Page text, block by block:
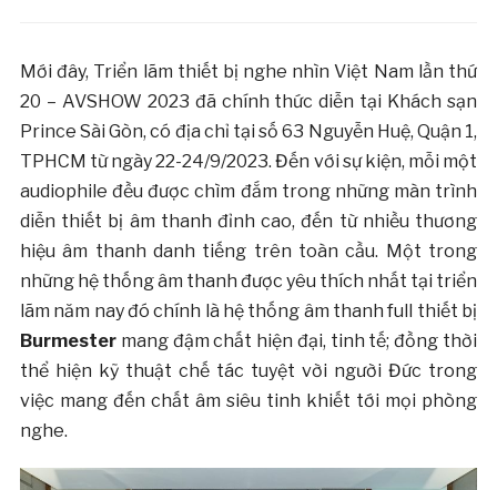
Mới đây, Triển lãm thiết bị nghe nhìn Việt Nam lần thứ
20 – AVSHOW 2023 đã chính thức diễn tại Khách sạn
Prince Sài Gòn, có địa chỉ tại số 63 Nguyễn Huệ, Quận 1,
TPHCM từ ngày 22-24/9/2023. Đến với sự kiện, mỗi một
audiophile đều được chìm đắm trong những màn trình
diễn thiết bị âm thanh đỉnh cao, đến từ nhiều thương
hiệu âm thanh danh tiếng trên toàn cầu. Một trong
những hệ thống âm thanh được yêu thích nhất tại triển
lãm năm nay đó chính là hệ thống âm thanh full thiết bị
Burmestermang đậm chất hiện đại, tinh tế; đồng thời
thể hiện kỹ thuật chế tác tuyệt vời người Đức trong
việc mang đến chất âm siêu tinh khiết tới mọi phòng
nghe.